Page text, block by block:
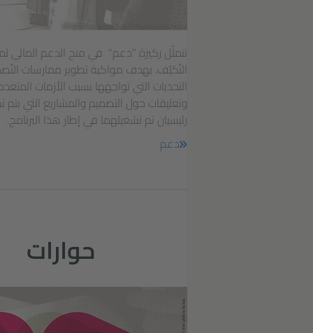
designed by Karim Farah | Photo by Alia Haju
تتمثّل ركيزة "دعم" في منح الدعم المالي
التّكيّف، بهدف مواكبة تطوير ممارسات
التحديات التي تواجهها بسبب الأزمات
وتعليقات حول التصميم والمشاريع التي
رئيسيان تم تشغيلهما في إطار هذا البرنامج.
دعم
حوارات